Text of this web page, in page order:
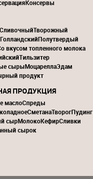
Консервы
СливочныйТворожный
ГолландскийПолутвердый
вкусом топленного молока
Тильзитер
сырыМоцареллаЭдам
продукт
ПРОДУКЦИЯ
маслоСпреды
СметанаТворогПудинг
сырМолокоКефирСливки
сырок